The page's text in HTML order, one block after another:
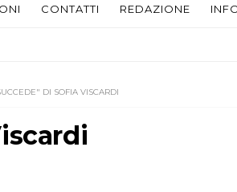
CONTATTI REDAZIONE
DI SOFIA VISCARDI